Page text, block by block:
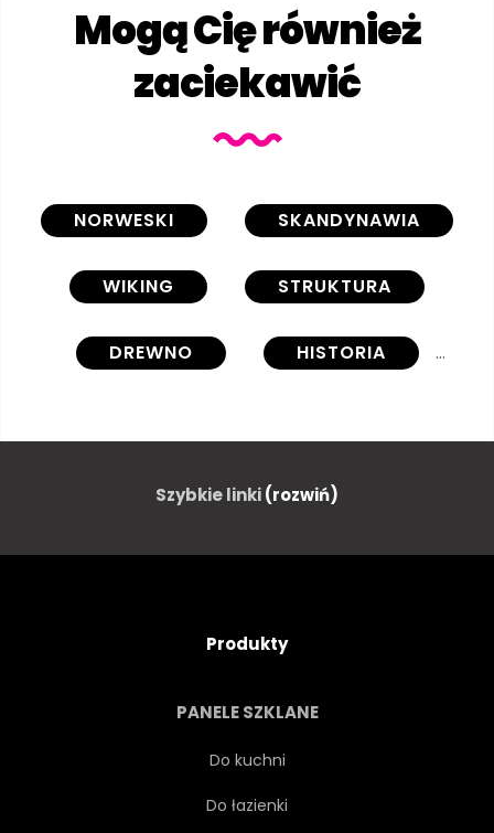
Mogą Cię również
zaciekawić
NORWESKI SKANDYNAWIA
WIKING STRUKTURA
DREWNO HISTORIA
ZWIEDZANIE PODRÓŻ
CMENTARZ TABLETKA
CHRZEŚCIJAŃSKI
ŚREDNIOWIECZE
Szybkie linki(rozwiń)
Produkty
PANELE SZKLANE
Do kuchni
Do łazienki